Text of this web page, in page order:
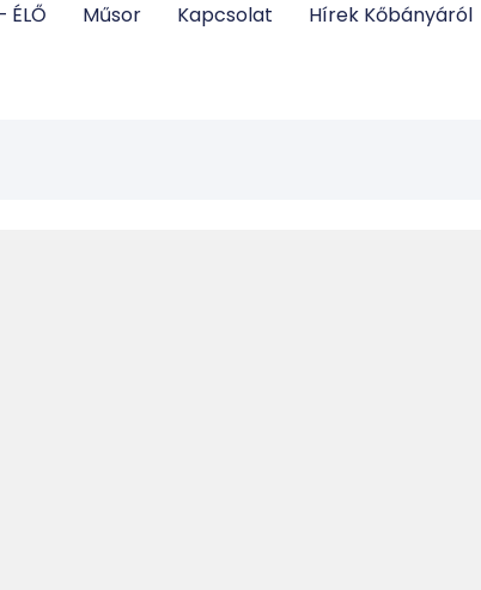
ÉLŐ Műsor Kapcsolat Hírek Kőbányáról